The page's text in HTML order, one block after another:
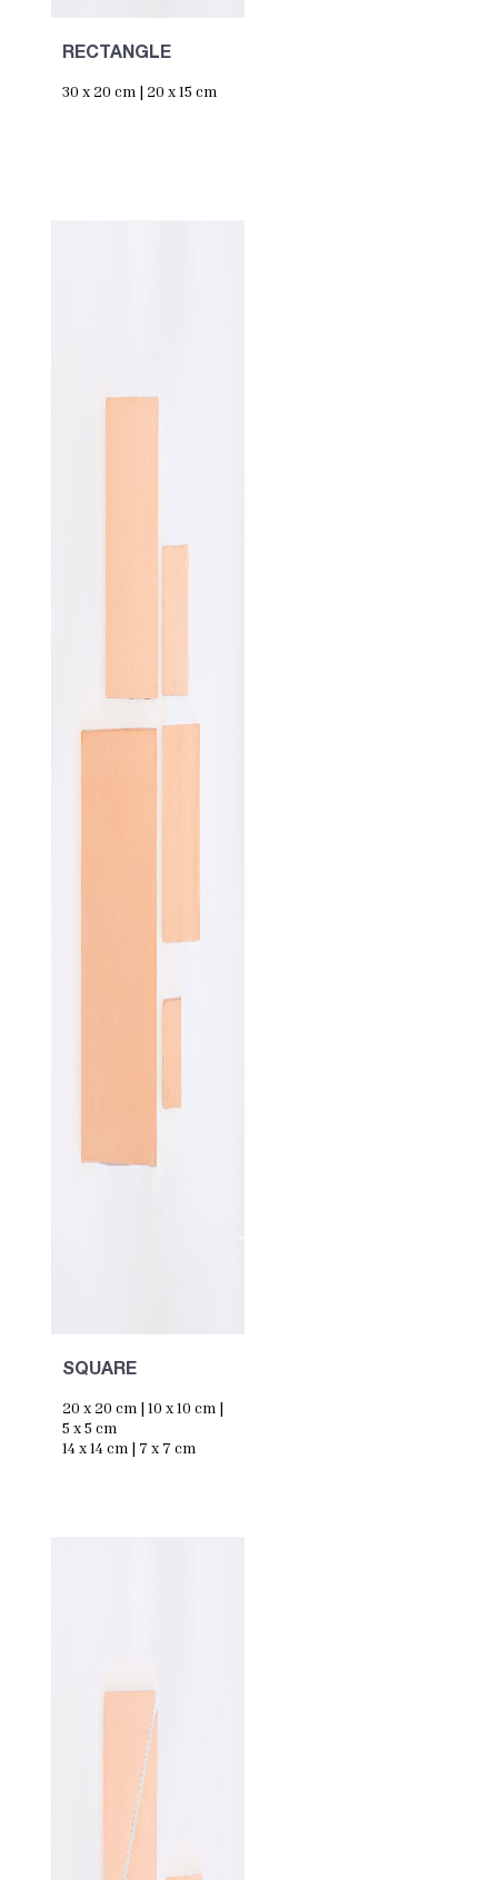
RECTANGLE
30 x 20 cm | 20 x 15 cm
SQUARE
20 x 20 cm | 10 x 10 cm |
5 x 5 cm
14 x 14 cm | 7 x 7 cm